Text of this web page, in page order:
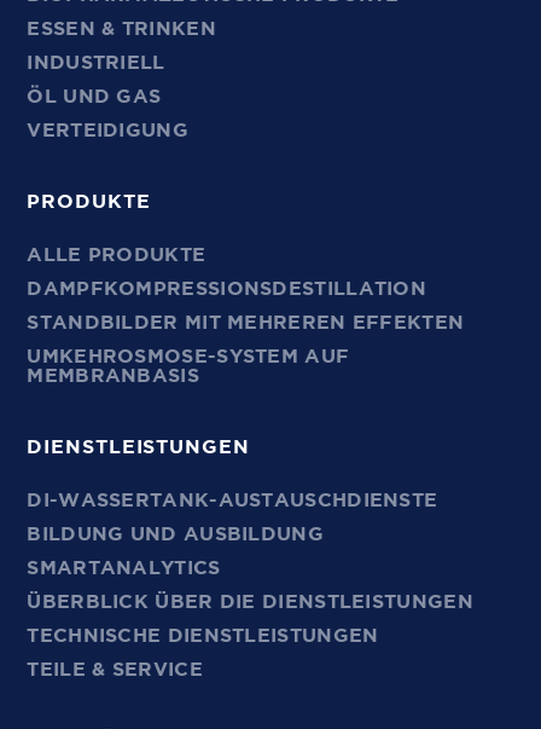
ESSEN & TRINKEN
INDUSTRIELL
ÖL UND GAS
VERTEIDIGUNG
PRODUKTE
ALLE PRODUKTE
DAMPFKOMPRESSIONSDESTILLATION
STANDBILDER MIT MEHREREN EFFEKTEN
UMKEHROSMOSE-SYSTEM AUF
MEMBRANBASIS
DIENSTLEISTUNGEN
DI-WASSERTANK-AUSTAUSCHDIENSTE
BILDUNG UND AUSBILDUNG
SMARTANALYTICS
ÜBERBLICK ÜBER DIE DIENSTLEISTUNGEN
TECHNISCHE DIENSTLEISTUNGEN
TEILE & SERVICE